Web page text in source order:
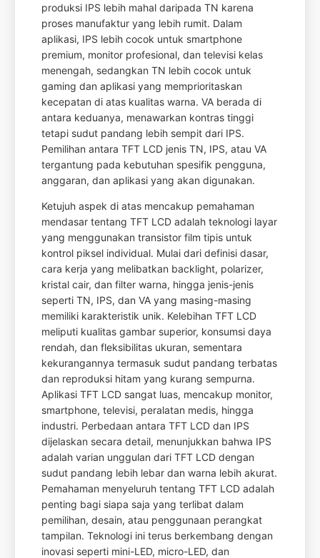
produksi IPS lebih mahal daripada TN karena
proses manufaktur yang lebih rumit. Dalam
aplikasi, IPS lebih cocok untuk smartphone
premium, monitor profesional, dan televisi kelas
menengah, sedangkan TN lebih cocok untuk
gaming dan aplikasi yang memprioritaskan
kecepatan di atas kualitas warna. VA berada di
antara keduanya, menawarkan kontras tinggi
tetapi sudut pandang lebih sempit dari IPS.
Pemilihan antara TFT LCD jenis TN, IPS, atau VA
tergantung pada kebutuhan spesifik pengguna,
anggaran, dan aplikasi yang akan digunakan.
Ketujuh aspek di atas mencakup pemahaman
mendasar tentang TFT LCD adalah teknologi layar
yang menggunakan transistor film tipis untuk
kontrol piksel individual. Mulai dari definisi dasar,
cara kerja yang melibatkan backlight, polarizer,
kristal cair, dan filter warna, hingga jenis-jenis
seperti TN, IPS, dan VA yang masing-masing
memiliki karakteristik unik. Kelebihan TFT LCD
meliputi kualitas gambar superior, konsumsi daya
rendah, dan fleksibilitas ukuran, sementara
kekurangannya termasuk sudut pandang terbatas
dan reproduksi hitam yang kurang sempurna.
Aplikasi TFT LCD sangat luas, mencakup monitor,
smartphone, televisi, peralatan medis, hingga
industri. Perbedaan antara TFT LCD dan IPS
dijelaskan secara detail, menunjukkan bahwa IPS
adalah varian unggulan dari TFT LCD dengan
sudut pandang lebih lebar dan warna lebih akurat.
Pemahaman menyeluruh tentang TFT LCD adalah
penting bagi siapa saja yang terlibat dalam
pemilihan, desain, atau penggunaan perangkat
tampilan. Teknologi ini terus berkembang dengan
inovasi seperti mini-LED, micro-LED, dan